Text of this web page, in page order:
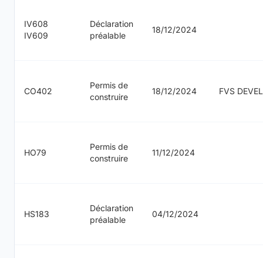
IV608
IV609
Déclaration
préalable
18/12/2024
CO402
Permis de
construire
18/12/2024 FVS
HO79
Permis de
construire
11/12/2024
HS183
Déclaration
préalable
04/12/2024